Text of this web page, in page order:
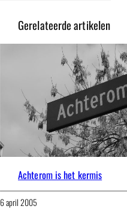
Gerelateerde artikelen
Achterom is het kermis
6 april 2005